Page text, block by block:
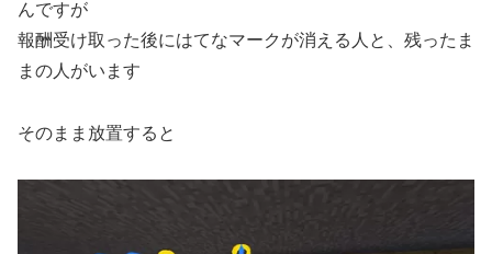
んですが
報酬受け取った後にはてなマークが消える人と、残ったま
まの人がいます
そのまま放置すると